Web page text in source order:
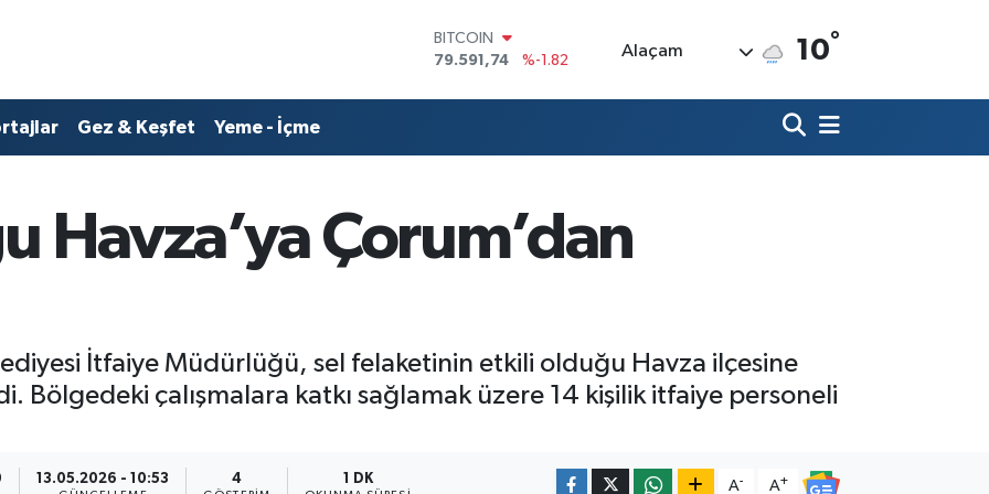
DOLAR
45,43620
%0.02
14.598,00
%0
BITCOIN
Alaçam 10°
Gez & Keşfet Yeme - İçme
Havza’ya Çorum’dan
İtfaiye Müdürlüğü, sel felaketinin etkili olduğu Havza ilçesine
Bölgedeki çalışmalara katkı sağlamak üzere 14 kişilik itfaiye personeli
13.05.2026 - 10:53 4 1 DK A- A+